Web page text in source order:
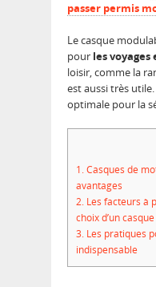
passer permis
Le casque
pour les voyages
loisir, comme la
est aussi très
optimale pour la
1.Casques de
avantages
2. Les facteurs à
choix d’un
3. Les pratiques
indispensable